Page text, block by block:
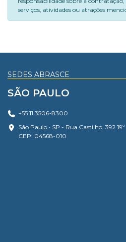
serviços, atividades ou atrações
SEDES ABRASCE
SÃO PAULO
+55 11 3506-8300
São Paulo • SP - Rua Castilho, 392
CEP: 04568-010